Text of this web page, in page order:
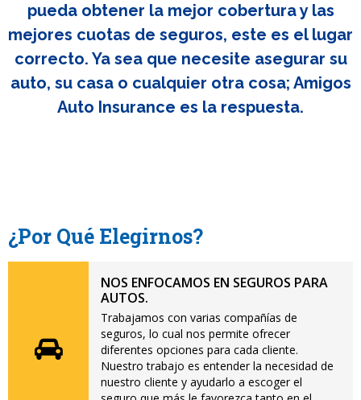
pueda obtener la mejor cobertura y las
mejores cuotas de seguros, este es el lugar
correcto. Ya sea que necesite asegurar su
auto, su casa o cualquier otra cosa; Amigos
Auto Insurance es la respuesta.
¿Por Qué Elegirnos?
NOS ENFOCAMOS EN SEGUROS PARA
AUTOS.
Trabajamos con varias compañías de
seguros, lo cual nos permite ofrecer
diferentes opciones para cada cliente.
Nuestro trabajo es entender la necesidad de
nuestro cliente y ayudarlo a escoger el